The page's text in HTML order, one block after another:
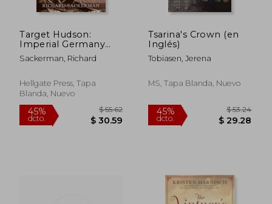
45%
dcto.
Target Hudson:
Imperial Germany
Strikes New York
Harbor (A Novel) (en
Sackerman, Richard
Hellgate Press, Tapa
Blanda, Nuevo
Tsarina's Crown (en
Inglés)
Tobiasen, Jerena
MS, Tapa Blanda, Nuevo